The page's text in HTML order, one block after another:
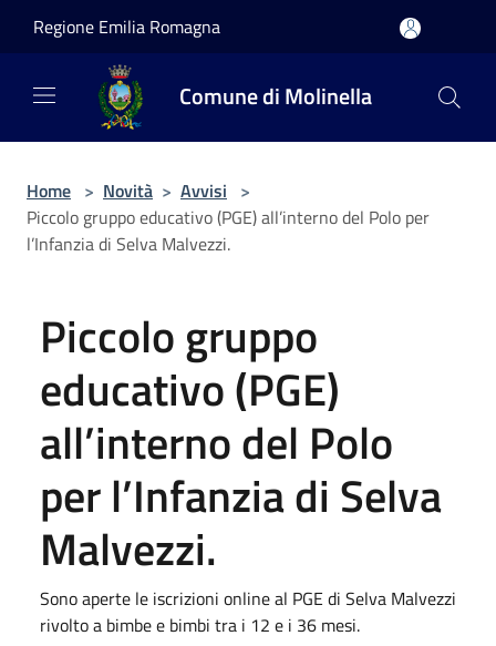
Regione Emilia Romagna
Comune di Molinella
Home > Novità > Avvisi >
Piccolo gruppo educativo (PGE) all’interno del Polo per
l’Infanzia di Selva Malvezzi.
Piccolo gruppo
educativo (PGE)
all’interno del Polo
per l’Infanzia di Selva
Malvezzi.
Sono aperte le iscrizioni online al PGE di Selva Malvezzi
rivolto a bimbe e bimbi tra i 12 e i 36 mesi.